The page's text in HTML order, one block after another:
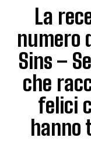
La
numero
Sins –
che
felici
hanno